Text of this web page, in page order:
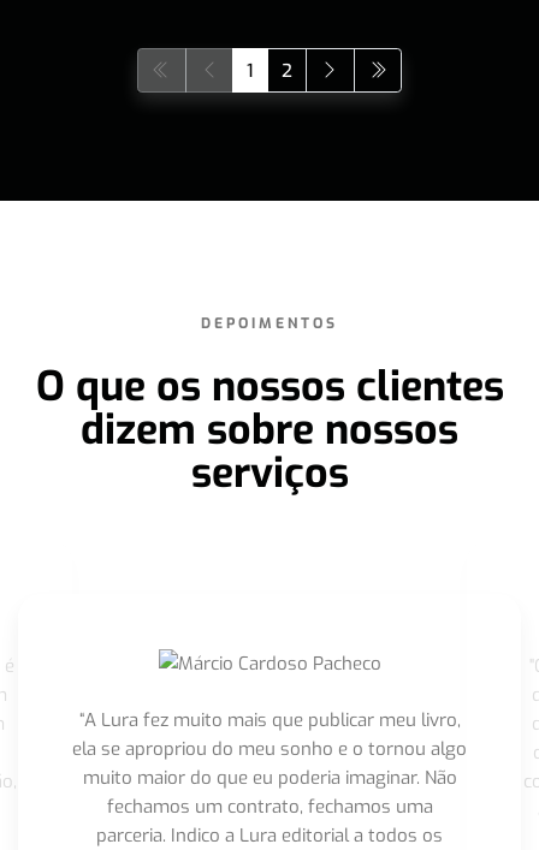
1 2
DEPOIMENTOS
O que os nossos clientes
dizem sobre nossos
serviços
“A Lura fez muito mais que publicar meu livro,
ela se apropriou do meu sonho e o tornou algo
muito maior do que eu poderia imaginar. Não
fechamos um contrato, fechamos uma
parceria. Indico a Lura editorial a todos os